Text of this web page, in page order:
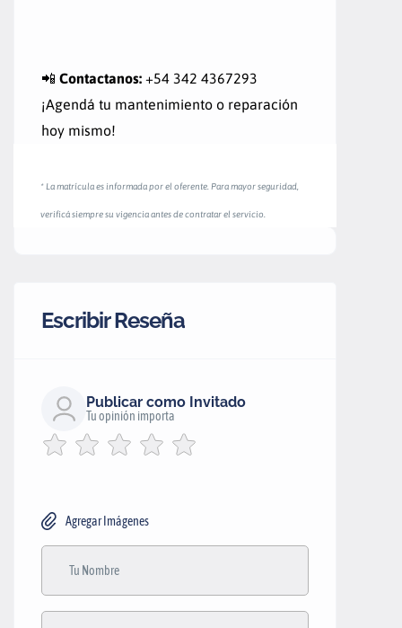
📲 Contactanos: +54 342 4367293
¡Agendá tu mantenimiento o reparación
hoy mismo!
* La matrícula es informada por el oferente. Para mayor seguridad,
verificá siempre su vigencia antes de contratar el servicio.
Escribir Reseña
Publicar como Invitado
Tu opinión importa
Agregar Imágenes